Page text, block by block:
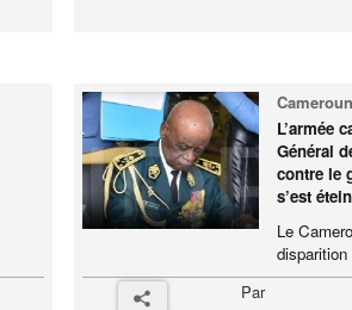
L’armée
Général
contre le
s’est
Le
Par